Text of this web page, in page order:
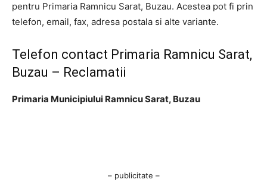
pentru Primaria Ramnicu Sarat, Buzau. Acestea pot fi prin
telefon, email, fax, adresa postala si alte variante.
Telefon contact Primaria Ramnicu Sarat,
Buzau – Reclamatii
Primaria Municipiului Ramnicu Sarat, Buzau
– publicitate –